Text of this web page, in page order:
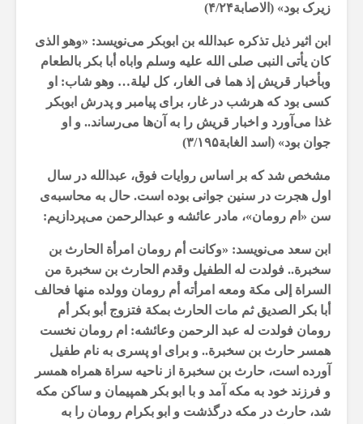
زیرک بود» (الاصابة۴/۲۴)
ابن اثیر ذیل تذکره عبدالله بن ابوبکر می‌نویسد: «وهو الذی
کان یأتی النبی صلى الله علیه وسلم واباه أبا بکر بالطعام
وبأخبار قریش إذ هما فی الغار، کل لیلة… وهو شاب: او
کسی بود که هرشب در غار، برای پیامبر و پدرش ابوبکر
غذا می‌آورد و اخبار قریش را به آن‌ها می‌رساند.. و او
جوان بود» (اسد الغابة۳/۱۹۵)
مشخص شد که بر اساس روایات فوق، عبدالله در سال
اول هجرت در سنین جوانی بوده است. حال به محاسبه‌ی
سن «ام رومان»، مادر عائشه‌ و عبدالرحمن می‌پردازیم:
ابن سعد می‌نویسد: «وکانت أم رومان امرأة الحارث بن
سخبرة.. فولدت له الطفیل وقدم الحارث بن سخبرة من
السراة إلى مکة ومعه امرأته أم رومان وولده منها فحالف
أبا بکر الصدیق ثم مات الحارث بمکة فتزوج أبو بکر أم
رومان فولدت له عبد الرحمن وعائشه‌:‌ ام رومان نخست
همسر حارث بن سخبرة.. و براى او پسرى به نام طفیل
آورده است، حارث بن سخبرة از ناحیه سراة همراه همسر
و فرزند خود به مکه آمد و با ابو بکر هم‏پیمان و ساکن مکه
شد، حارث در مکه درگذشت و ابو بکر‌ام رومان را به